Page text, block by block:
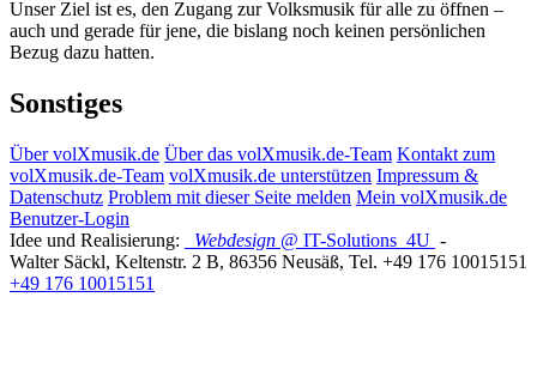
Unser Ziel ist es, den Zugang zur Volksmusik für alle zu öffnen –
auch und gerade für jene, die bislang noch keinen persönlichen
Bezug dazu hatten.
Sonstiges
Über volXmusik.de Über das volXmusik.de-Team Kontakt zum
volXmusik.de-Team volXmusik.de unterstützen Impressum &
Datenschutz Problem mit dieser Seite melden Mein volXmusik.de
Benutzer-Login
Idee und Realisierung:
Webdesign @ IT-Solutions 4U -
Walter Säckl, Keltenstr. 2 B, 86356 Neusäß, Tel. +49 176 10015151
+49 176 10015151